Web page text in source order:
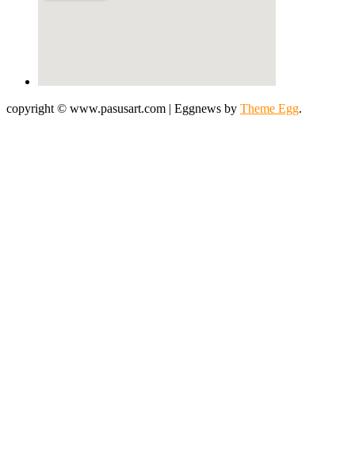
copyright © www.pasusart.com | Eggnews by Theme Egg.